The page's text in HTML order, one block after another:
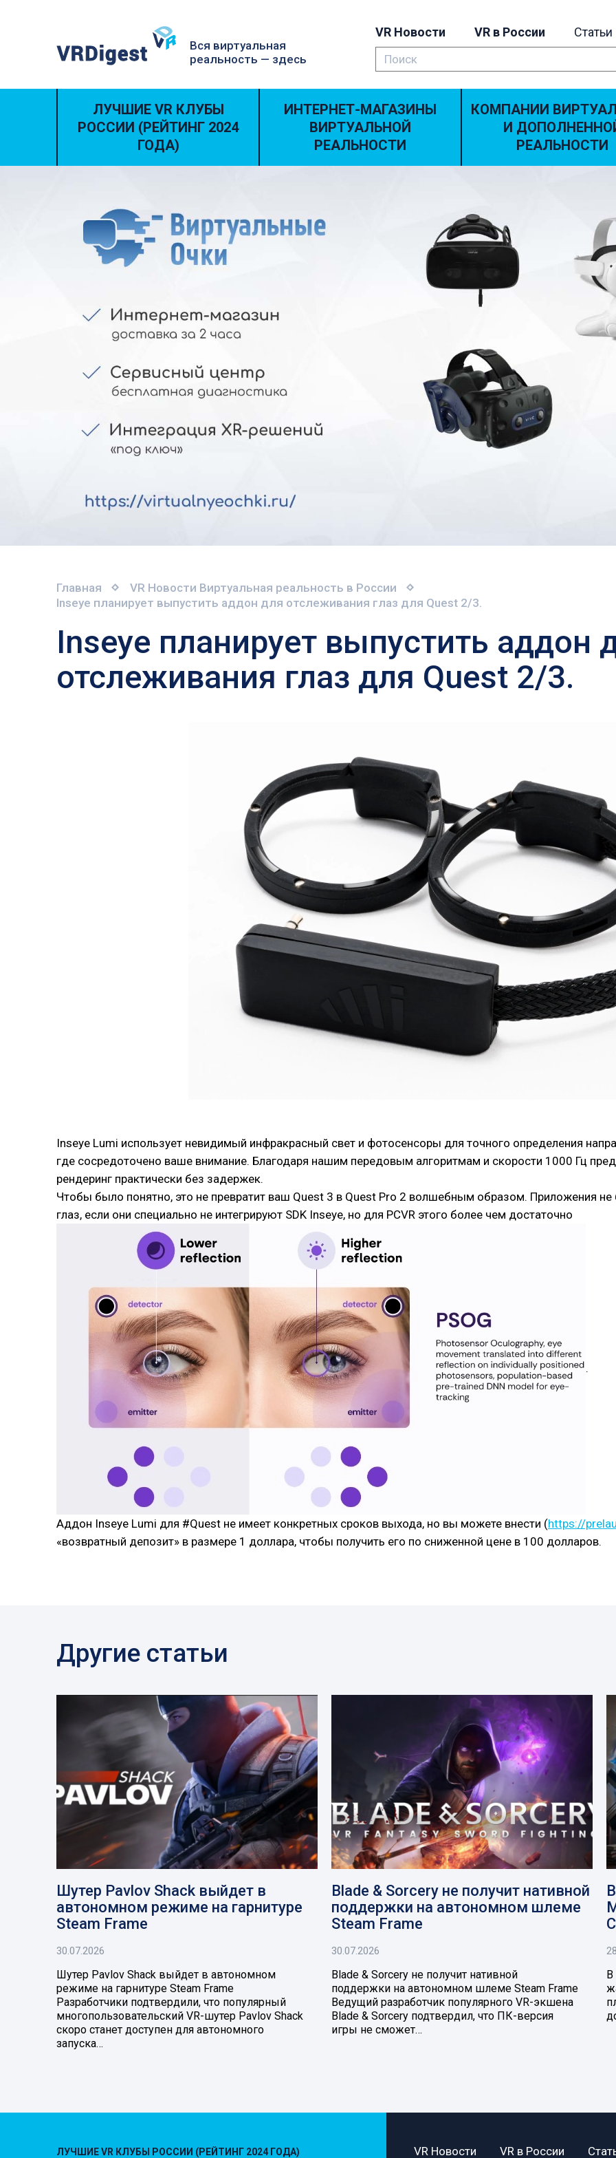
Вся виртуальная
реальность — здесь
VR Новости VR в России Статьи
ЛУЧШИЕ VR КЛУБЫ
РОССИИ (РЕЙТИНГ 2024
ГОДА)
ИНТЕРНЕТ-МАГАЗИНЫ
ВИРТУАЛЬНОЙ
РЕАЛЬНОСТИ
КОМПАНИИ
И
РЕАЛЬНОСТИ
Главная VR Новости Виртуальная реальность в России
Inseye планирует выпустить аддон для отслеживания глаз для Quest 2/3.
Inseye планирует выпустить аддон
отслеживания глаз для Quest 2/3.
Inseye Lumi использует невидимый инфракрасный свет и фотосенсоры для точного определения
где сосредоточено ваше внимание. Благодаря нашим передовым алгоритмам и скорости 1000 Гц
рендеринг практически без задержек.
Чтобы было понятно, это не превратит ваш Quest 3 в Quest Pro 2 волшебным образом. Приложения не
глаз, если они специально не интегрируют SDK Inseye, но для PCVR этого более чем достаточно
.
Аддон Inseye Lumi для #Quest не имеет конкретных сроков выхода, но вы можете внести (https://
«возвратный депозит» в размере 1 доллара, чтобы получить его по сниженной цене в 100 долларов.
Другие статьи
Шутер Pavlov Shack выйдет в
автономном режиме на гарнитуре
Steam Frame
30.07.2026
Шутер Pavlov Shack выйдет в автономном
режиме на гарнитуре Steam Frame
Разработчики подтвердили, что популярный
многопользовательский VR-шутер Pavlov Shack
скоро станет доступен для автономного
запуска…
Blade & Sorcery не получит нативной
поддержки на автономном шлеме
Steam Frame
30.07.2026
Blade & Sorcery не получит нативной
поддержки на автономном шлеме Steam Frame
Ведущий разработчик популярного VR-экшена
Blade & Sorcery подтвердил, что ПК-версия
игры не сможет…
ЛУЧШИЕ VR КЛУБЫ РОССИИ (РЕЙТИНГ 2024 ГОДА) VR Новости VR в России